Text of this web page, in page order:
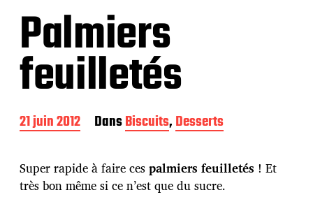
Palmiers
feuilletés
D
a
e
d
e
21 juin 2012 DansBiscuits,Desserts
Super rapide à faire cespalmiers feuilletés ! Et
très bon même si ce n’est que du sucre.